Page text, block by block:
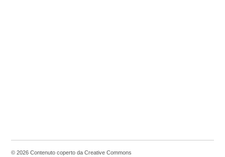
© 2026 Contenuto coperto da Creative Commons